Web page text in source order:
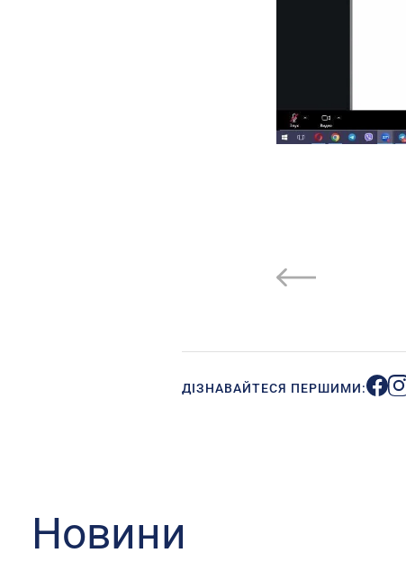
ДІЗНАВАЙТЕСЯ ПЕРШИМИ:
Новини